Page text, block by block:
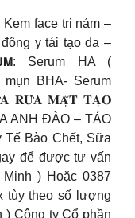
face trị nám –
y tái tạo da –
Serum HA (
BHA- Serum
𝐒𝐔̛̃𝐀 𝐑𝐔̛̉𝐀 𝐌𝐀̣̆𝐓 𝐓𝐀̣𝐎
ANH ĐÀO – TẢO
Tế Bào Chết, Sữa
để được tư vấn
) Hoặc 0387
tùy theo số lượng
) Công ty Cổ phần